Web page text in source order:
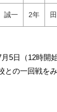
誠一 2年
5日（12時開
との一回戦を